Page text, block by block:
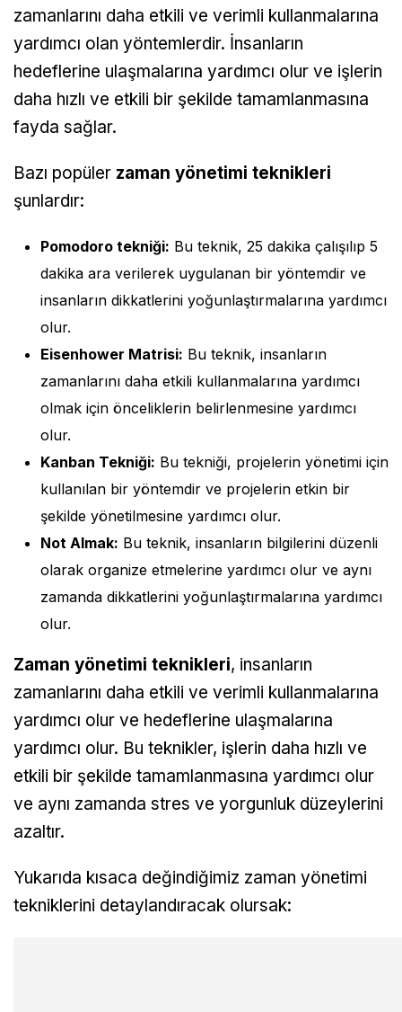
zamanlarını daha etkili ve verimli kullanmalarına
yardımcı olan yöntemlerdir. İnsanların
hedeflerine ulaşmalarına yardımcı olur ve işlerin
daha hızlı ve etkili bir şekilde tamamlanmasına
fayda sağlar.
Bazı popüler zaman yönetimi teknikleri
şunlardır:
Pomodoro tekniği: Bu teknik, 25 dakika çalışılıp 5
dakika ara verilerek uygulanan bir yöntemdir ve
insanların dikkatlerini yoğunlaştırmalarına yardımcı
olur.
Eisenhower Matrisi: Bu teknik, insanların
zamanlarını daha etkili kullanmalarına yardımcı
olmak için önceliklerin belirlenmesine yardımcı
olur.
Kanban Tekniği: Bu tekniği, projelerin yönetimi için
kullanılan bir yöntemdir ve projelerin etkin bir
şekilde yönetilmesine yardımcı olur.
Not Almak: Bu teknik, insanların bilgilerini düzenli
olarak organize etmelerine yardımcı olur ve aynı
zamanda dikkatlerini yoğunlaştırmalarına yardımcı
olur.
Zaman yönetimi teknikleri, insanların
zamanlarını daha etkili ve verimli kullanmalarına
yardımcı olur ve hedeflerine ulaşmalarına
yardımcı olur. Bu teknikler, işlerin daha hızlı ve
etkili bir şekilde tamamlanmasına yardımcı olur
ve aynı zamanda stres ve yorgunluk düzeylerini
azaltır.
Yukarıda kısaca değindiğimiz zaman yönetimi
tekniklerini detaylandıracak olursak: